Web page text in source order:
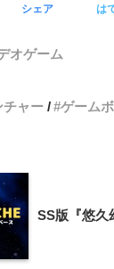
シェア は
オゲーム
チャー
ゲーム
SS版『悠久